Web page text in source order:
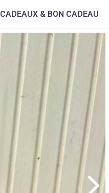
CADEAUX & BON CADEAU